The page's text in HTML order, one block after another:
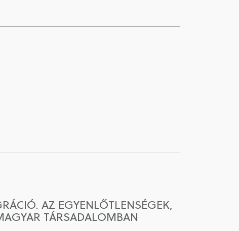
AZ EGYENLŐTLENSÉGEK,
TÁRSADALOMBAN